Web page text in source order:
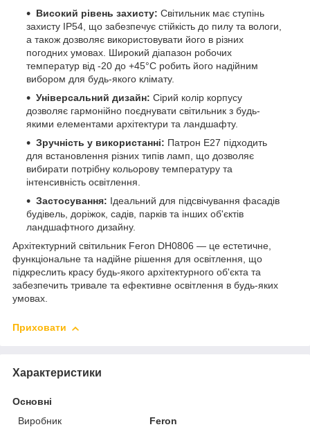
Високий рівень захисту: Світильник має ступінь
захисту IP54, що забезпечує стійкість до пилу та вологи,
а також дозволяє використовувати його в різних
погодних умовах. Широкий діапазон робочих
температур від -20 до +45°C робить його надійним
вибором для будь-якого клімату.
Універсальний дизайн: Сірий колір корпусу
дозволяє гармонійно поєднувати світильник з будь-
якими елементами архітектури та ландшафту.
Зручність у використанні: Патрон Е27 підходить
для встановлення різних типів ламп, що дозволяє
вибирати потрібну кольорову температуру та
інтенсивність освітлення.
Застосування: Ідеальний для підсвічування фасадів
будівель, доріжок, садів, парків та інших об'єктів
ландшафтного дизайну.
Архітектурний світильник Feron DH0806 — це естетичне,
функціональне та надійне рішення для освітлення, що
підкреслить красу будь-якого архітектурного об'єкта та
забезпечить тривале та ефективне освітлення в будь-яких
умовах.
Приховати
Характеристики
Основні
Виробник
Feron